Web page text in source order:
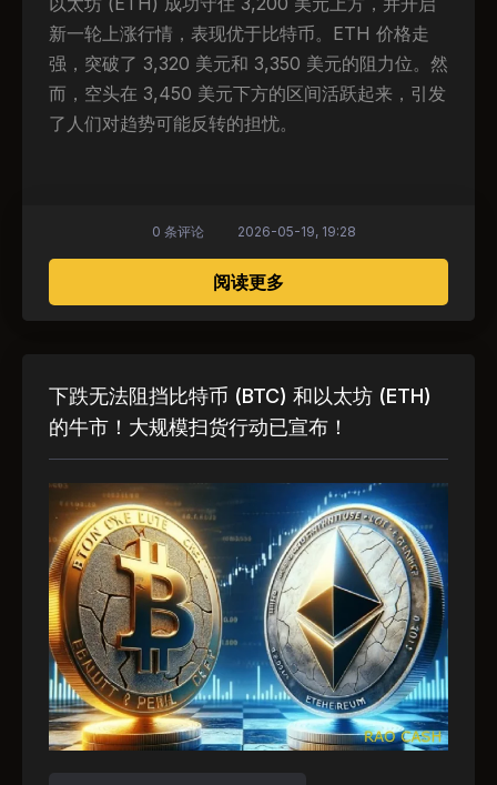
新一轮上涨行情，表现优于比特币。ETH 价格走
强，突破了 3,320 美元和 3,350 美元的阻力位。然
而，空头在 3,450 美元下方的区间活跃起来，引发
了人们对趋势可能反转的担忧。
阅读更多关于 以太坊价格从阻力
0 条评论 2026-05-19, 19:28
下跌无法阻挡比特币 (BTC) 和以太坊 (ETH)
的牛市！大规模扫货行动已宣布！